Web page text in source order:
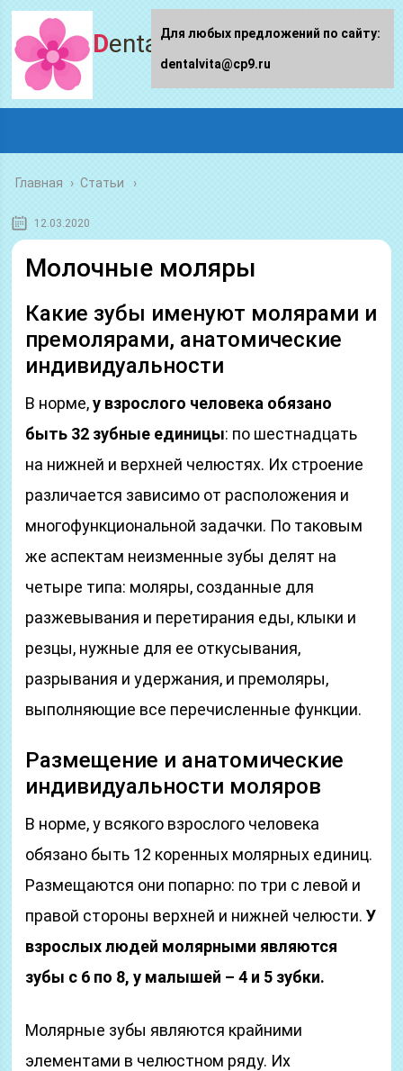
Dentalvita.ru
Главная › Статьи
12.03.2020
Молочные моляры
Какие зубы именуют молярами и
премолярами, анатомические
индивидуальности
В норме,у взрослого человека обязано
быть 32 зубные единицы: по шестнадцать
на нижней и верхней челюстях. Их строение
различается зависимо от расположения и
многофункциональной задачки. По таковым
же аспектам неизменные зубы делят на
четыре типа: моляры, созданные для
разжевывания и перетирания еды, клыки и
резцы, нужные для ее откусывания,
разрывания и удержания, и премоляры,
выполняющие все перечисленные функции.
Размещение и анатомические
индивидуальности моляров
В норме, у всякого взрослого человека
обязано быть 12 коренных молярных единиц.
Размещаются они попарно: по три с левой и
правой стороны верхней и нижней челюсти.У
взрослых людей молярными являются
зубы с 6 по 8, у малышей – 4 и 5 зубки.
Молярные зубы являются крайними
элементами в челюстном ряду. Их
Для любых предложений по сайту:
dentalvita@cp9.ru